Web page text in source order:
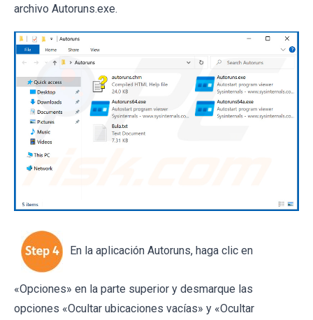
archivo Autoruns.exe.
En la aplicación Autoruns, haga clic en
«Opciones» en la parte superior y desmarque las
opciones «Ocultar ubicaciones vacías» y «Ocultar